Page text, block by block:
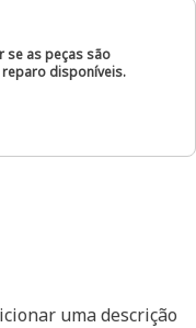
se as peças são
disponíveis.
uma descrição